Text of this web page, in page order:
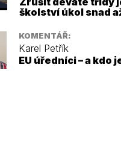
školství úkol snad
KOMENTÁŘ:
Karel Petřík
EU úředníci – a kdo